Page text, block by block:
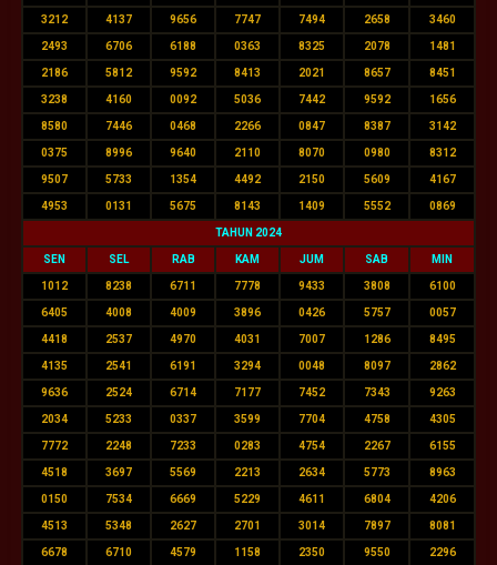
3212 4137 9656 7747 7494 2658 3460
2493 6706 6188 0363 8325 2078 1481
2186 5812 9592 8413 2021 8657 8451
3238 4160 0092 5036 7442 9592 1656
8580 7446 0468 2266 0847 8387 3142
0375 8996 9640 2110 8070 0980 8312
9507 5733 1354 4492 2150 5609 4167
4953 0131 5675 8143 1409 5552 0869
TAHUN 2024
SEN SEL RAB KAM JUM SAB MIN
1012 8238 6711 7778 9433 3808 6100
6405 4008 4009 3896 0426 5757 0057
4418 2537 4970 4031 7007 1286 8495
4135 2541 6191 3294 0048 8097 2862
9636 2524 6714 7177 7452 7343 9263
2034 5233 0337 3599 7704 4758 4305
7772 2248 7233 0283 4754 2267 6155
4518 3697 5569 2213 2634 5773 8963
0150 7534 6669 5229 4611 6804 4206
4513 5348 2627 2701 3014 7897 8081
6678 6710 4579 1158 2350 9550 2296